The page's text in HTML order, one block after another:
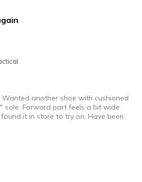
true to size
another shoe with cushioned
sole. Forward part feels a bit wide.
it in store to try on. Have been